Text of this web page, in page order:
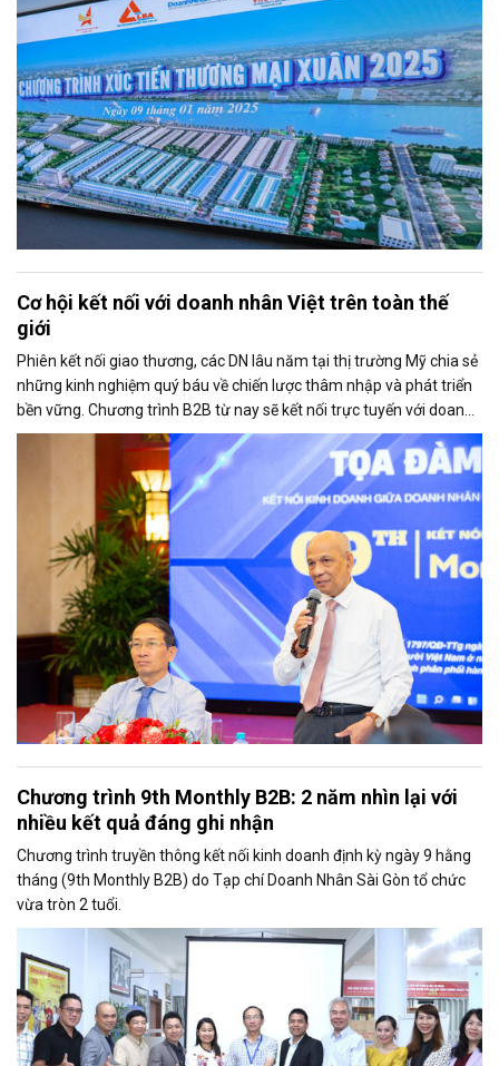
Cơ hội kết nối với doanh nhân Việt trên toàn thế
giới
Phiên kết nối giao thương, các DN lâu năm tại thị trường Mỹ chia sẻ
những kinh nghiệm quý báu về chiến lược thâm nhập và phát triển
bền vững. Chương trình B2B từ nay sẽ kết nối trực tuyến với doanh
nhân Việt trên toàn thế giới.
Chương trình 9th Monthly B2B: 2 năm nhìn lại với
nhiều kết quả đáng ghi nhận
Chương trình truyền thông kết nối kinh doanh định kỳ ngày 9 hằng
tháng (9th Monthly B2B) do Tạp chí Doanh Nhân Sài Gòn tổ chức
vừa tròn 2 tuổi.